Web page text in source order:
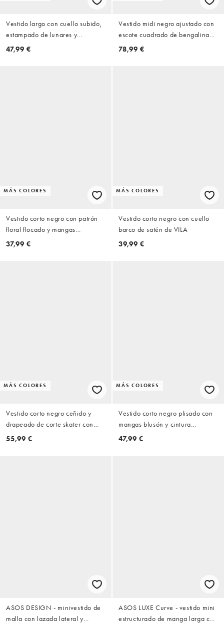
Vestido largo con cuello subido,
estampado de lunares y
hombreras de ASOS DESIGN
47,99 €
Vestido midi negro ajustado con
escote cuadrado de bengalina
de Vesper
78,99 €
MÁS COLORES
Vestido corto negro con patrón
floral flocado y mangas
acampanadas de ASOS DESIGN
37,99 €
MÁS COLORES
Vestido corto negro con cuello
barco de satén de VILA
39,99 €
MÁS COLORES
Vestido corto negro ceñido y
drapeado de corte skater con
diseño de doble capa, hombro
55,99 €
MÁS COLORES
Vestido corto negro plisado con
mangas blusón y cintura
marcada de ASOS DESIGN
47,99 €
ASOS DESIGN - minivestido de
malla con lazada lateral y
ASOS LUXE Curve - vestido mini
estructurado de manga larga con